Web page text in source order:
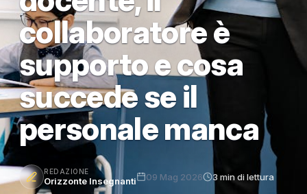
collaboratore è
supporto e cosa
succede se il
personale manca
REDAZIONE
Orizzonte Insegnanti 09 Mag 2026 3 min di lettura